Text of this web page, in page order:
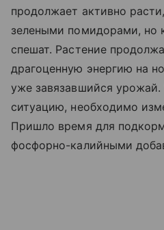
продолжает активно
зелеными помидорами, но
спешат. Растение
драгоценную энергию на
уже завязавшийся
ситуацию, необходимо
Пришло время для
фосфорно-калийными